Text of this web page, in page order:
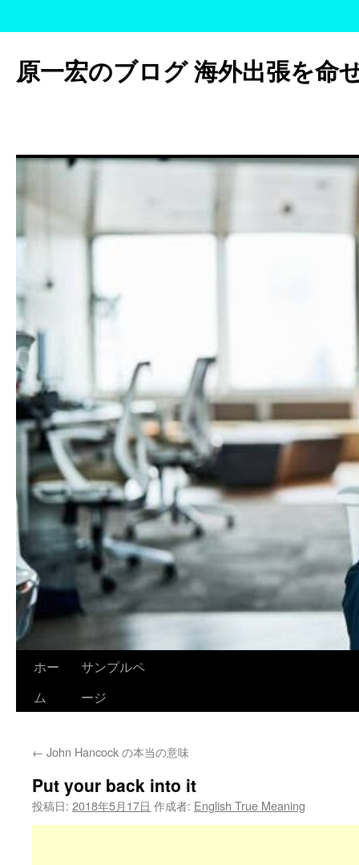
テ
ン
ッ
原一宏のブログ 海外出張を命
ホー
ム
サンプルペ
ージ
← John Hancock の本当の意味
Put your back into it
投稿日: 2018年5月17日 作成者: English True Meaning